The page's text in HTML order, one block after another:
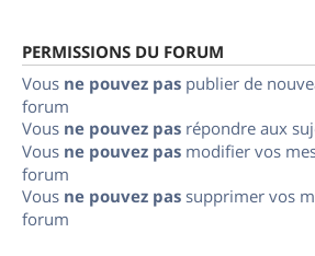
PERMISSIONS DU FORUM
Vous ne pouvez pas publier de
forum
Vous ne pouvez pas répondre aux
Vous ne pouvez pas modifier vos
forum
Vous ne pouvez pas supprimer vos
forum